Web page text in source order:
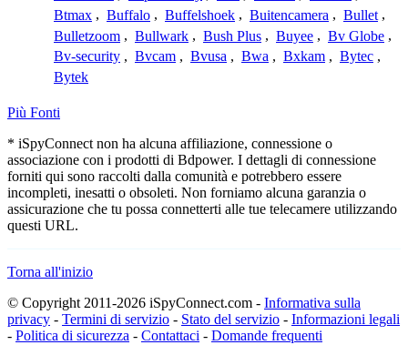
Btmax , Buffalo , Buffelshoek , Buitencamera , Bullet ,
Bulletzoom , Bullwark , Bush Plus , Buyee , Bv Globe ,
Bv-security , Bvcam , Bvusa , Bwa , Bxkam , Bytec ,
Bytek
Più Fonti
* iSpyConnect non ha alcuna affiliazione, connessione o
associazione con i prodotti di Bdpower. I dettagli di connessione
forniti qui sono raccolti dalla comunità e potrebbero essere
incompleti, inesatti o obsoleti. Non forniamo alcuna garanzia o
assicurazione che tu possa connetterti alle tue telecamere utilizzando
questi URL.
Torna all'inizio
© Copyright 2011-2026 iSpyConnect.com - Informativa sulla
privacy - Termini di servizio - Stato del servizio - Informazioni legali
- Politica di sicurezza - Contattaci - Domande frequenti